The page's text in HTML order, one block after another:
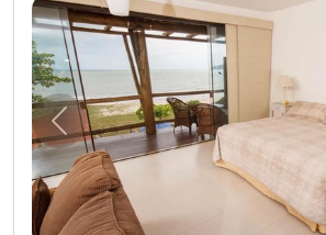
Anterior